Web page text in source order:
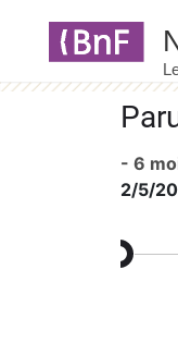
- 6
2/5/